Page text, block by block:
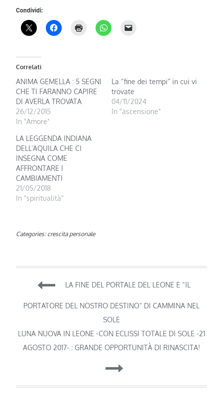
Condividi:
Correlati
ANIMA GEMELLA : 5 SEGNI
CHE TI FARANNO CAPIRE
DI AVERLA TROVATA
26/12/2015
In "Amore"
La “fine dei tempi” in cui vi
trovate
04/11/2024
In "ascensione"
LA LEGGENDA INDIANA
DELL’AQUILA CHE CI
INSEGNA COME
AFFRONTARE I
CAMBIAMENTI
21/05/2018
In "spiritualità"
Categories: crescita personale
Navigazione
articoli
LA FINE DEL PORTALE DEL LEONE E “IL
PORTATORE DEL NOSTRO DESTINO” DI CAMMINA NEL
SOLE
LUNA NUOVA IN LEONE -CON ECLISSI TOTALE DI SOLE -21
AGOSTO 2017- : GRANDE OPPORTUNITÀ DI RINASCITA!